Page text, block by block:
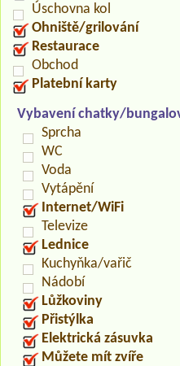
Úschovna kol
Ohniště/grilování
Restaurace
Obchod
Platební karty
Vybavení chatky/
Sprcha
WC
Voda
Vytápění
Internet/WiFi
Televize
Lednice
Kuchyňka/vařič
Nádobí
Lůžkoviny
Přistýlka
Elektrická zásuvka
Můžete mít zvíře